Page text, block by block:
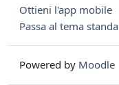
Ottieni l'app mobile
Passa al tema
Powered by Moodle